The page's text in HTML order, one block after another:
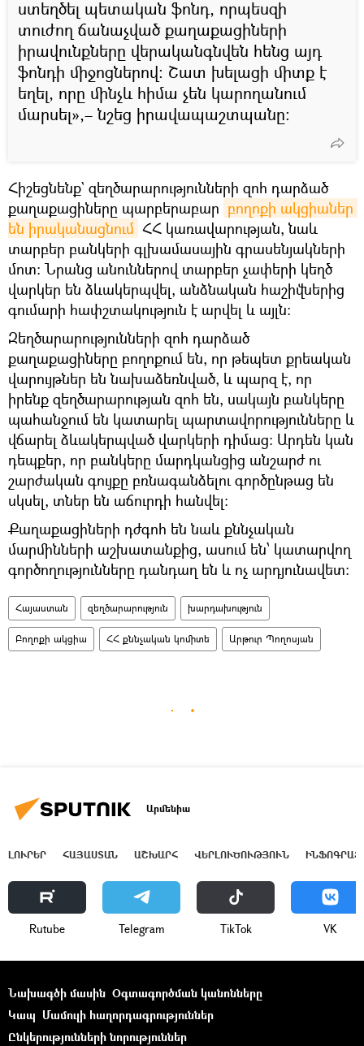
ստեղծել պետական ֆոնդ, որպեսզի
տուժող ճանաչված քաղաքացիների
իրավունքները վերականգնվեն հենց այդ
ֆոնդի միջոցներով։ Շատ խելացի միտք է
եղել, որը մինչև հիմա չեն կարողանում
մարսել»,– նշեց իրավապաշտպանը։
Հիշեցնենք` զեղծարարությունների զոհ դարձած
քաղաքացիները պարբերաբար բողոքի ակցիաներ
են իրականացնում ՀՀ կառավարության, նաև
տարբեր բանկերի գլխամասային գրասենյակների
մոտ։ Նրանց անուններով տարբեր չափերի կեղծ
վարկեր են ձևակերպվել, անձնական հաշիվներից
գումարի հափշտակություն է արվել և այլն։
Զեղծարարությունների զոհ դարձած
քաղաքացիները բողոքում են, որ թեպետ քրեական
վարույթներ են նախաձեռնված, և պարզ է, որ
իրենք զեղծարարության զոհ են, սակայն բանկերը
պահանջում են կատարել պարտավորությունները և
վճարել ձևակերպված վարկերի դիմաց։ Արդեն կան
դեպքեր, որ բանկերը մարդկանցից անշարժ ու
շարժական գույքը բռնագանձելու գործընթաց են
սկսել, տներ են աճուրդի հանվել։
Քաղաքացիների դժգոհ են նաև քննչական
մարմինների աշխատանքից, ասում են՝ կատարվող
գործողությունները դանդաղ են և ոչ արդյունավետ։
Հայաստան զեղծարարություն խարդախություն
Բողոքի ակցիա ՀՀ քննչական կոմիտե Արթուր Պողոսյան
Արմենիա
ԼՈՒՐԵՐ ՀԱՅԱՍՏԱՆ ԱՇԽԱՐՀ ՎԵՐԼՈՒԾՈՒԹՅՈՒՆ
Rutube Telegram ТikТоk VK
Նախագծի մասին Օգտագործման կանոնները
Կապ Մամուլի հաղորդագրություններ
Ընկերությունների նորություններ